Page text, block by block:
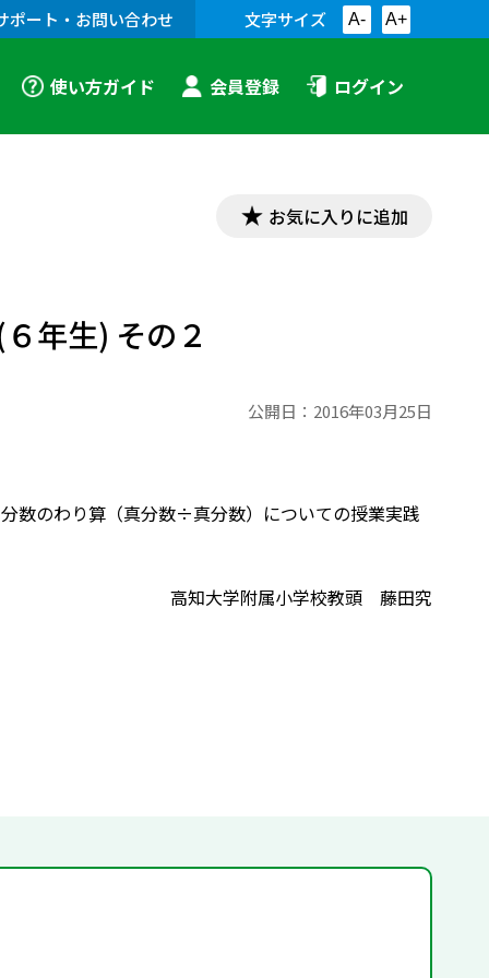
ポート・お問い合わせ 文字サイズ A- A+
使い方ガイド 会員登録 ログイン
お気に入りに追加
年生) その２
公開日： 2016年03月25日
数のわり算（真分数÷真分数）についての授業実践
高知大学附属小学校教頭 藤田究